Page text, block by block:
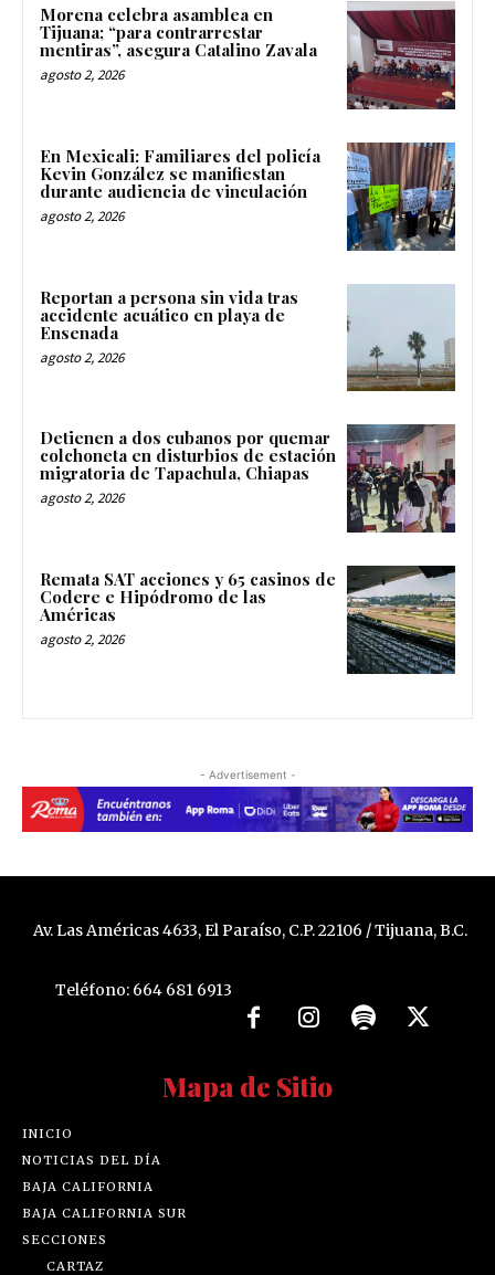
Morena celebra asamblea en
Tijuana; “para contrarrestar
mentiras”, asegura Catalino Zavala
agosto 2, 2026
En Mexicali: Familiares del policía
Kevin González se manifiestan
durante audiencia de vinculación
agosto 2, 2026
Reportan a persona sin vida tras
accidente acuático en playa de
Ensenada
agosto 2, 2026
Detienen a dos cubanos por quemar
colchoneta en disturbios de estación
migratoria de Tapachula, Chiapas
agosto 2, 2026
Remata SAT acciones y 65 casinos de
Codere e Hipódromo de las
Américas
agosto 2, 2026
- Advertisement -
Av. Las Américas 4633, El Paraíso, C.P. 22106 / Tijuana, B.C.
Teléfono: 664 681 6913
Mapa de Sitio
INICIO
NOTICIAS DEL DÍA
BAJA CALIFORNIA
BAJA CALIFORNIA SUR
SECCIONES
CARTAZ